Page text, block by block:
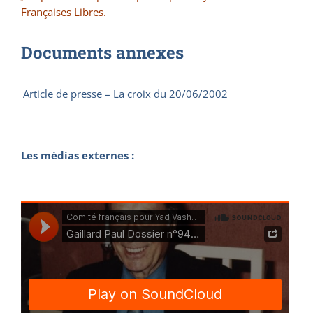
Françaises Libres.
Documents annexes
Article de presse – La croix du 20/06/2002
Les médias externes :